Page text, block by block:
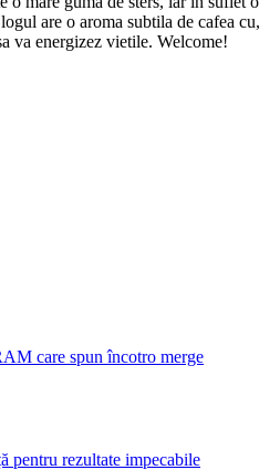
are o aroma subtila de cafea cu,
va energizez vietile. Welcome!
care spun încotro merge
pentru rezultate impecabile